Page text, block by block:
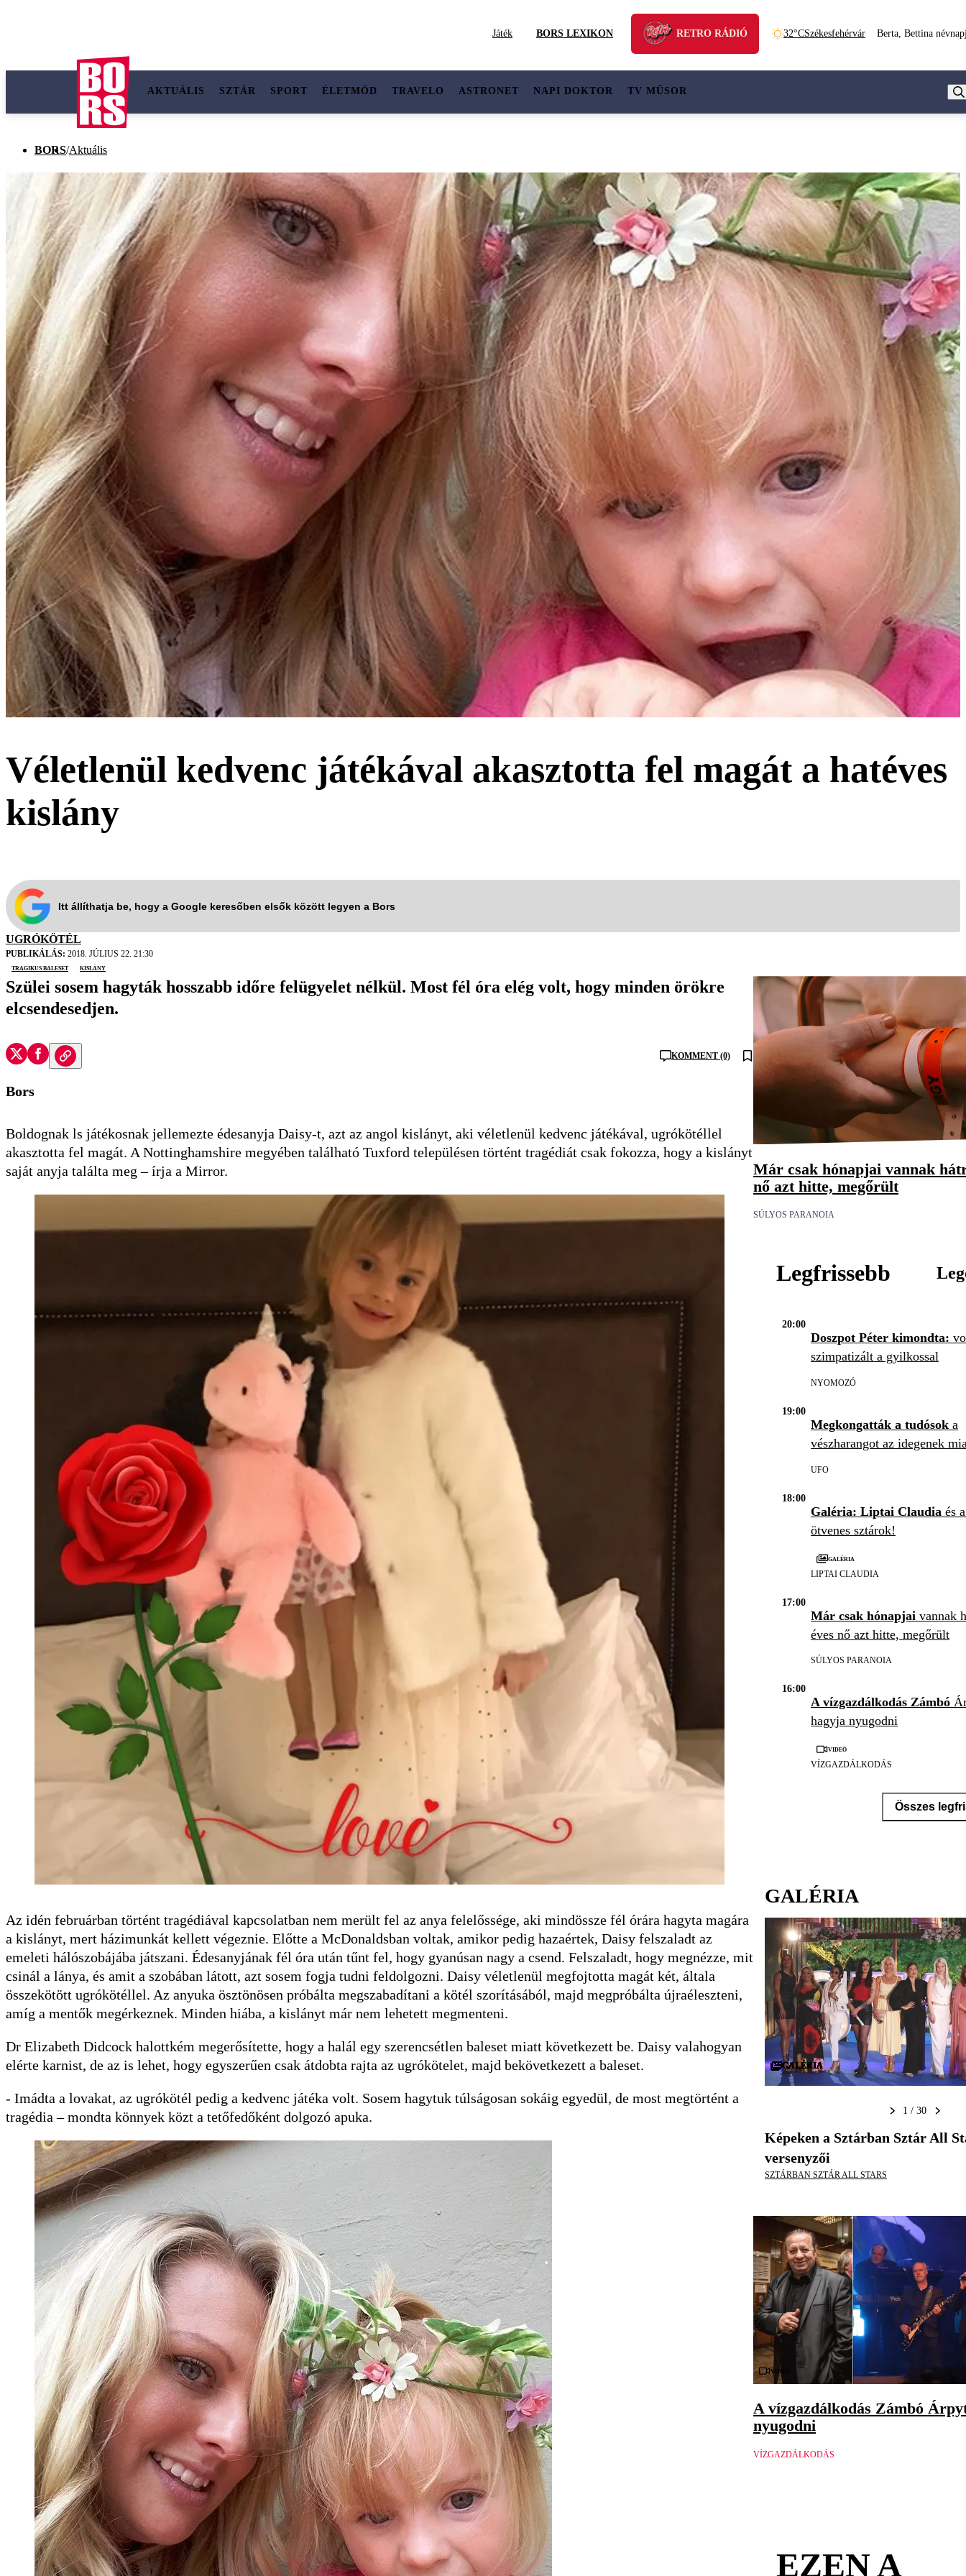
Játék BORS LEXIKON RETRO RÁDIÓ 32°CSzékesfehérvár Berta, Bettina
AKTUÁLIS SZTÁR SPORT ÉLETMÓD TRAVELO ASTRONET NAPI DOKTOR TV MŰSOR
BORS/Aktuális
Véletlenül kedvenc játékával akasztotta fel magát a hatéves
kislány
Itt állíthatja be, hogy a Google keresőben elsők között legyen a Bors
UGRÓKÖTÉL
PUBLIKÁLÁS: 2018. JÚLIUS 22. 21:30
tragikus baleset
kislány
Szülei sosem hagyták hosszabb időre felügyelet nélkül. Most fél óra elég volt, hogy minden örökre
elcsendesedjen.
KOMMENT (0)
Bors
Boldognak ls játékosnak jellemezte édesanyja Daisy-t, azt az angol kislányt, aki véletlenül kedvenc játékával, ugrókötéllel
akasztotta fel magát. A Nottinghamshire megyében található Tuxford településen történt tragédiát csak fokozza, hogy a kislányt
saját anyja találta meg – írja a Mirror.
Az idén februárban történt tragédiával kapcsolatban nem merült fel az anya felelőssége, aki mindössze fél órára hagyta magára
a kislányt, mert házimunkát kellett végeznie. Előtte a McDonaldsban voltak, amikor pedig hazaértek, Daisy felszaladt az
emeleti hálószobájába játszani. Édesanyjának fél óra után tűnt fel, hogy gyanúsan nagy a csend. Felszaladt, hogy megnézze, mit
csinál a lánya, és amit a szobában látott, azt sosem fogja tudni feldolgozni. Daisy véletlenül megfojtotta magát két, általa
összekötött ugrókötéllel. Az anyuka ösztönösen próbálta megszabadítani a kötél szorításából, majd megpróbálta újraéleszteni,
amíg a mentők megérkeznek. Minden hiába, a kislányt már nem lehetett megmenteni.
Dr Elizabeth Didcock halottkém megerősítette, hogy a halál egy szerencsétlen baleset miatt következett be. Daisy valahogyan
elérte karnist, de az is lehet, hogy egyszerűen csak átdobta rajta az ugrókötelet, majd bekövetkezett a baleset.
- Imádta a lovakat, az ugrókötél pedig a kedvenc játéka volt. Sosem hagytuk túlságosan sokáig egyedül, de most megtörtént a
tragédia – mondta könnyek közt a tetőfedőként dolgozó apuka.
Már csak hónapjai vannak
nő azt hitte, megőrült
SÚLYOS PARANOIA
Legfrissebb
20:00
Doszpot Péter kimondta:
szimpatizált a gyilkossal
NYOMOZÓ
19:00
Megkongatták a tudósok a
vészharangot az idegenek
UFO
18:00
Galéria: Liptai Claudia és
ötvenes sztárok!
Galéria
LIPTAI CLAUDIA
17:00
Már csak hónapjai vannak
éves nő azt hitte, megőrült
SÚLYOS PARANOIA
16:00
A vízgazdálkodás Zámbó
hagyja nyugodni
Videó
VÍZGAZDÁLKODÁS
Összes
GALÉRIA
GALÉRIA
GALÉRIA
GALÉRIA
GALÉRIA
GALÉRIA
GALÉRIA
GALÉRIA
GALÉRIA
GALÉRIA
GALÉRIA
GALÉRIA
GALÉRIA
GALÉRIA
GALÉRIA
GALÉRIA
GALÉRIA
GALÉRIA
GALÉRIA
GALÉRIA
GALÉRIA
GALÉRIA
GALÉRIA
GALÉRIA
GALÉRIA
GALÉRIA
GALÉRIA
GALÉRIA
GALÉRIA
GALÉRIA
GALÉRIA
1 / 30
Képeken a Sztárban Sztár All
versenyzői
SZTÁRBAN SZTÁR ALL STARS
Videó
A vízgazdálkodás Zámbó
nyugodni
VÍZGAZDÁLKODÁS
EZEN A